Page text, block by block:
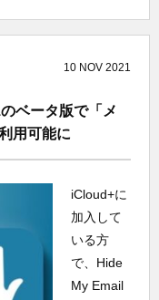
10 NOV 2021
ベータ版で「メ
用可能に
iCloud+に
加入して
いる方
で、Hide
My Email